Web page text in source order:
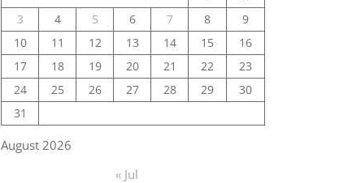
August 2026
3
4 5 6 7 8
9
10
11 12 13 14 15
16
17
18 19 20 21 22
23
24
25 26 27 28 29
30
31
« Jul